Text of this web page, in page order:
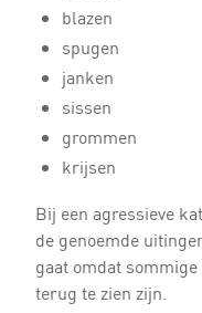
blazen
spugen
janken
sissen
grommen
krijsen
Bij een agressieve
de genoemde
gaat omdat
terug te zien zijn.